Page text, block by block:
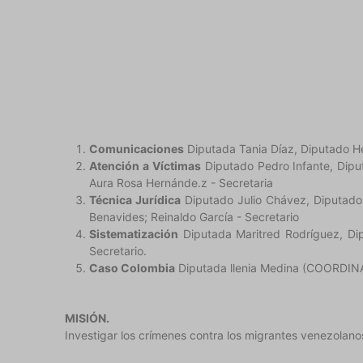
Comunicaciones Diputada Tania Díaz, Diputado
Atención a VíctimasDiputado Pedro Infante,
Aura Rosa Hernánde.z - Secretaria
Técnica Jurídica Diputado Julio Chávez,
Benavides; Reinaldo García - Secretario
Sistematización Diputada Maritred Rodríguez,
Secretario.
Caso Colombia Diputada llenia Medina
MISIÓN.
Investigar los crímenes contra los migrantes